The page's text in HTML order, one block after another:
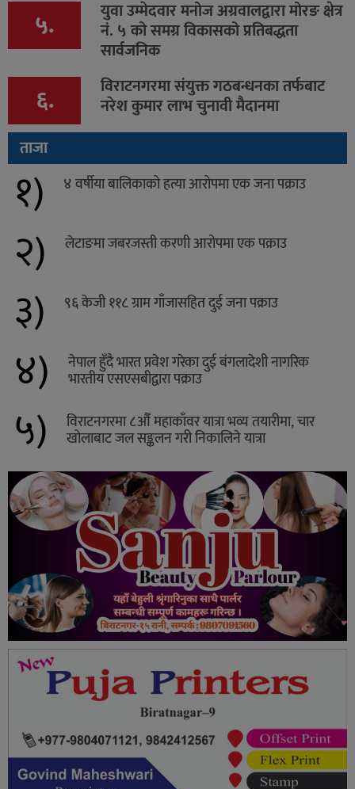
५. युवा उम्मेदवार मनोज अग्रवालद्वारा मोरङ क्षेत्र
नं. ५ को समग्र विकासको प्रतिबद्धता
सार्वजनिक
६. विराटनगरमा संयुक्त गठबन्धनका तर्फबाट
नरेश कुमार लाभ चुनावी मैदानमा
ताजा
१) ४ वर्षीया बालिकाको हत्या आरोपमा एक जना पक्राउ
२) लेटाङमा जबरजस्ती करणी आरोपमा एक पक्राउ
३) ९६ केजी ११८ ग्राम गाँजासहित दुई जना पक्राउ
४) नेपाल हुँदै भारत प्रवेश गरेका दुई बंगलादेशी नागरिक
भारतीय एसएसबीद्वारा पक्राउ
५) विराटनगरमा ८औँ महाकाँवर यात्रा भव्य तयारीमा, चार
खोलाबाट जल सङ्कलन गरी निकालिने यात्रा